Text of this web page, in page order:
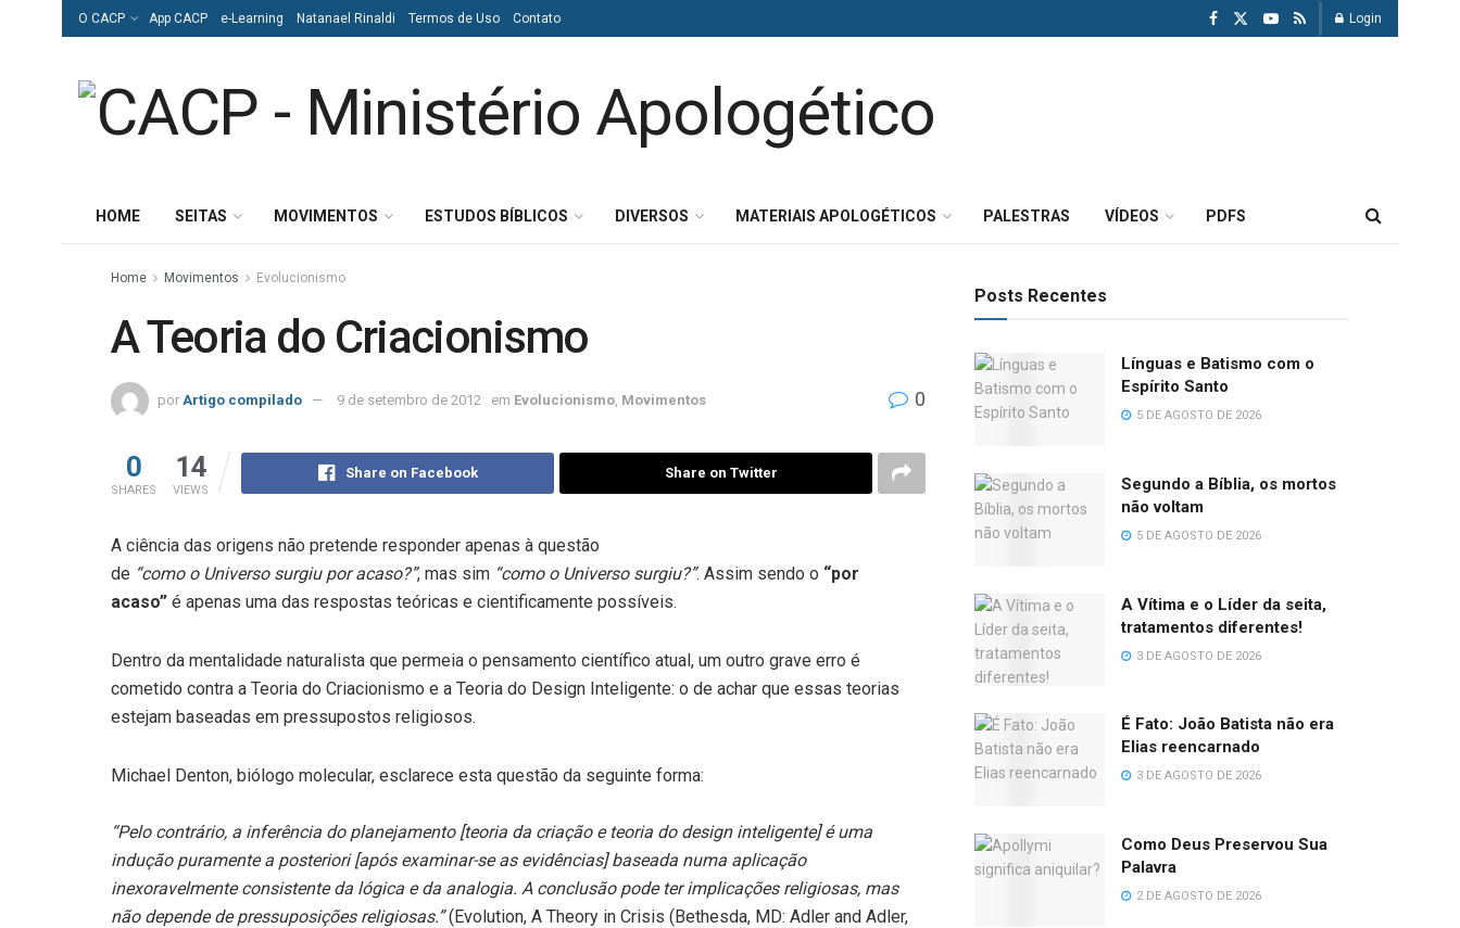
O CACP App CACP e-Learning Natanael Rinaldi Termos de Uso Contato Login
HOME SEITAS MOVIMENTOS ESTUDOS BÍBLICOS DIVERSOS MATERIAIS APOLOGÉTICOS PALESTRAS VÍDEOS PDFS
Home Movimentos Evolucionismo
A Teoria do Criacionismo
por Artigo compilado 9 de setembro de 2012 em Evolucionismo Movimentos 0
0
SHARES
14
VIEWS
Share on Facebook Share on Twitter
A ciência das origens não pretende responder apenas à questão
de “como o Universo surgiu por acaso?”, mas sim “como o Universo surgiu?”. Assim sendo o “por
acaso” é apenas uma das respostas teóricas e cientificamente possíveis.
Dentro da mentalidade naturalista que permeia o pensamento científico atual, um outro grave erro é
cometido contra a Teoria do Criacionismo e a Teoria do Design Inteligente: o de achar que essas teorias
estejam baseadas em pressupostos religiosos.
Michael Denton, biólogo molecular, esclarece esta questão da seguinte forma:
“Pelo contrário, a inferência do planejamento [teoria da criação e teoria do design inteligente] é uma
indução puramente a posteriori [após examinar-se as evidências] baseada numa aplicação
inexoravelmente consistente da lógica e da analogia. A conclusão pode ter implicações religiosas, mas
não depende de pressuposições religiosas.”(Evolution, A Theory in Crisis (Bethesda, MD: Adler and Adler,
Posts Recentes
Línguas e Batismo com o
Espírito Santo
5 DE AGOSTO DE 2026
Segundo a Bíblia, os mortos
não voltam
5 DE AGOSTO DE 2026
A Vítima e o Líder da seita,
tratamentos diferentes!
3 DE AGOSTO DE 2026
É Fato: João Batista não era
Elias reencarnado
3 DE AGOSTO DE 2026
Como Deus Preservou Sua
Palavra
2 DE AGOSTO DE 2026